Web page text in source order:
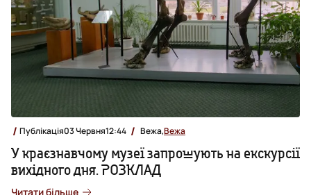
Публікація03 Червня12:44 Вежа,Вежа
У краєзнавчому музеї запрошують на екскурсії
вихідного дня. РОЗКЛАД
Читати більше